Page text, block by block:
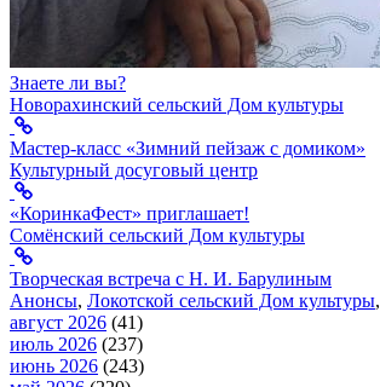
Знаете ли вы?
Новорахинский сельский Дом культуры
Мастер-класс «Зимний пейзаж с домиком»
Культурный досуговый центр
«КоринкаФест» приглашает!
Сомёнский сельский Дом культуры
Творческая встреча с Н. И. Барулиным
Анонсы, Локотской сельский Дом культуры,
август 2026 (41)
июль 2026 (237)
июнь 2026 (243)